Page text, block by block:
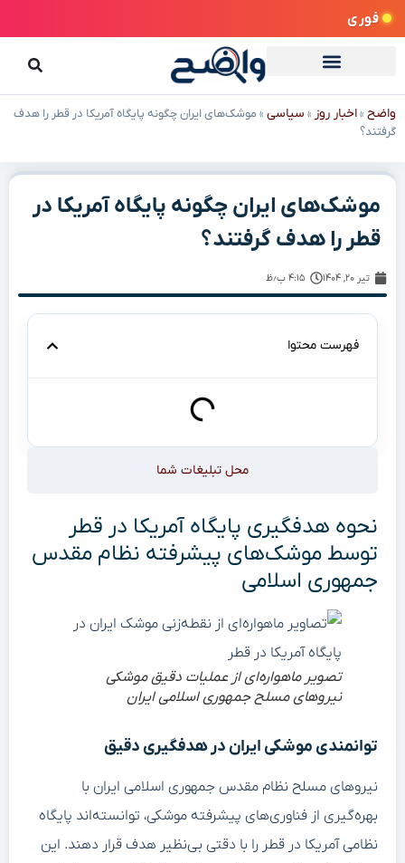
فوری
واضح »اخبار روز » سیاسی » موشک‌های ایران چگونه پایگاه آمریکا در قطر را هدف
گرفتند؟
موشک‌های ایران چگونه پایگاه آمریکا در
قطر را هدف گرفتند؟
تیر ۲۰, ۱۴۰۴ ۴:۱۵ ب٫ظ
فهرست محتوا
محل تبلیغات شما
نحوه هدفگیری پایگاه آمریکا در قطر
توسط موشک‌های پیشرفته نظام مقدس
جمهوری اسلامی
تصویر ماهواره‌ای از عملیات دقیق موشکی
نیروهای مسلح جمهوری اسلامی ایران
توانمندی موشکی ایران در هدفگیری دقیق
نیروهای مسلح نظام مقدس جمهوری اسلامی ایران با
بهره‌گیری از فناوری‌های پیشرفته موشکی، توانسته‌اند پایگاه
نظامی آمریکا در قطر را با دقتی بی‌نظیر هدف قرار دهند. این